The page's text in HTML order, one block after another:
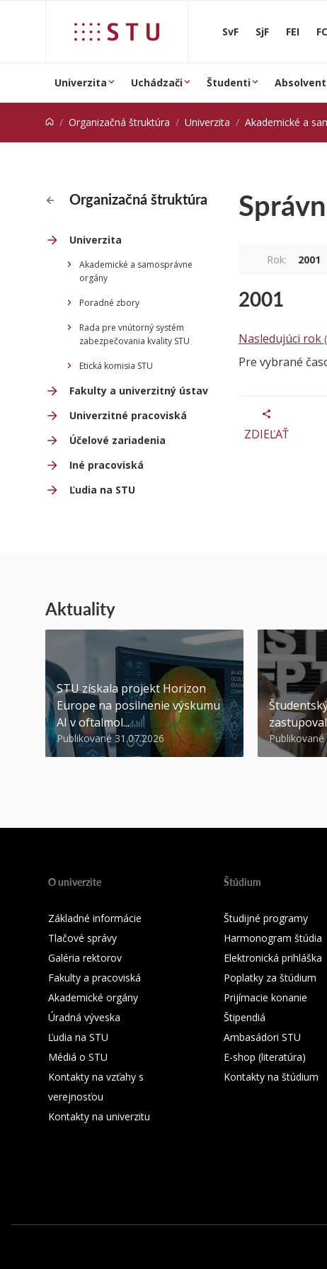
SvF SjF FEI
Univerzita Uchádzači Študenti
Organizačná štruktúra Univerzita Akademické a
Organizačná štruktúra
Univerzita
Akademické a samosprávne
orgány
Poradné zbory
Rada pre vnútorný systém
zabezpečovania kvality STU
Etická komisia STU
Fakulty a univerzitný ústav
Univerzitné pracoviská
Účelové zariadenia
Iné pracoviská
Ľudia na STU
Rok: 2001
2001
Nasledujúci rok
Pre vybrané
ZDIEĽAŤ
Aktuality
STU získala projekt Horizon
Europe na posilnenie výskumu
AI v oftalmol...
Publikované 31.07.2026 Publikované
O univerzite
Základné informácie
Tlačové správy
Galéria rektorov
Fakulty a pracoviská
Akademické orgány
Úradná výveska
Ľudia na STU
Médiá o STU
Kontakty na vzťahy s
verejnosťou
Kontakty na univerzitu
Štúdium
Študijné programy
Harmonogram štúdia
Elektronická prihláška
Poplatky za štúdium
Prijímacie konanie
Štipendiá
Ambasádori STU
E-shop (literatúra)
Kontakty na štúdium